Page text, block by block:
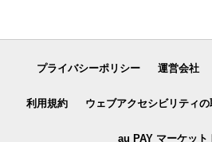
プライバシーポリシー 運営会社
利用規約 ウェブアクセシビリティ
au PAY マーケット